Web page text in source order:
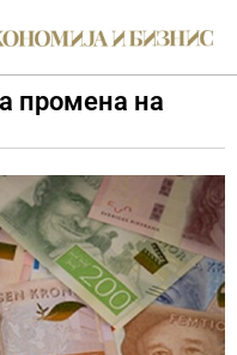
промена на